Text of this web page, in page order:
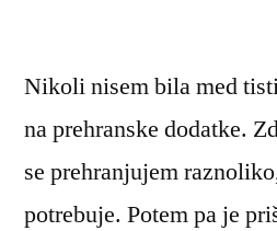
Nikoli nisem bila med
na prehranske dodatke.
se prehranjujem
potrebuje. Potem pa je